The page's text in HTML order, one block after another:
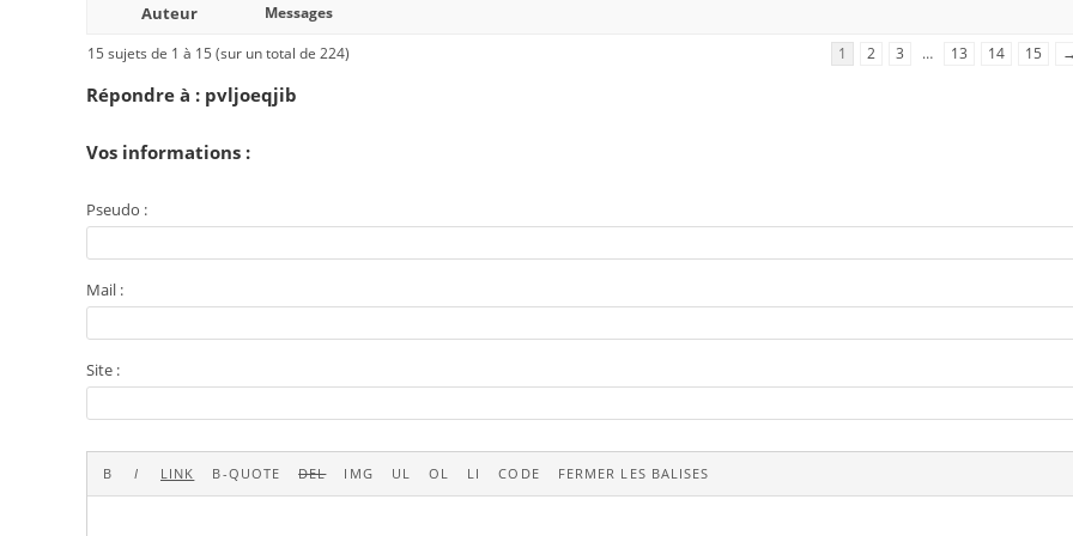
Auteur
Messages
15 sujets de 1 à 15 (sur un total de 224)
1 2 3 … 13 14 15
Répondre à : pvljoeqjib
Vos informations :
Pseudo :
Mail :
Site :